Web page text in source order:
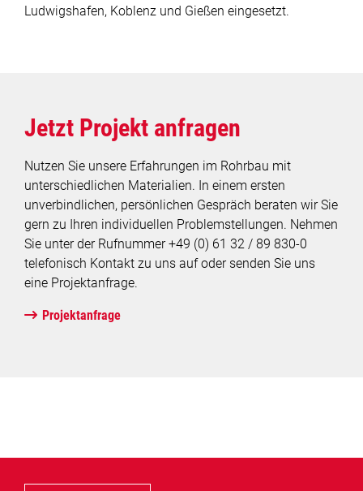
Ludwigshafen, Koblenz und Gießen eingesetzt.
Jetzt Projekt anfragen
Nutzen Sie unsere Erfahrungen im Rohrbau mit
unterschiedlichen Materialien. In einem ersten
unverbindlichen, persönlichen Gespräch beraten wir Sie
gern zu Ihren individuellen Problemstellungen. Nehmen
Sie unter der Rufnummer +49 (0) 61 32 / 89 830-0
telefonisch Kontakt zu uns auf oder senden Sie uns
eine Projektanfrage.
Projektanfrage